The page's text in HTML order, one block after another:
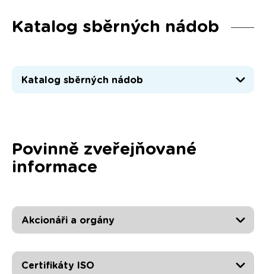
Katalog sběrných nádob
Katalog sběrných nádob
Povinně zveřejňované
informace
Akcionáři a orgány
Certifikáty ISO